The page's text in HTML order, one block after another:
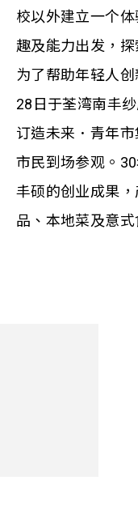
校以外建立一个
趣及能力出发，
为了帮助年轻人
28日于荃湾南丰
订造未来．青年
市民到场参观。
丰硕的创业成果
品、本地菜及意式